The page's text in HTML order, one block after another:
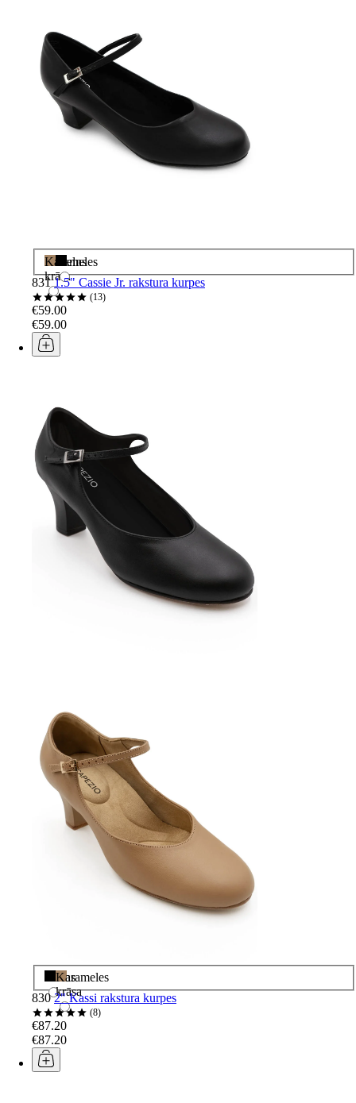
Karameles
krāsa
Melns
831 1.5" Cassie Jr. rakstura kurpes
13
€59.00
€59.00
Melns
Karameles
krāsa
830 2" Kassi rakstura kurpes
8
€87.20
€87.20